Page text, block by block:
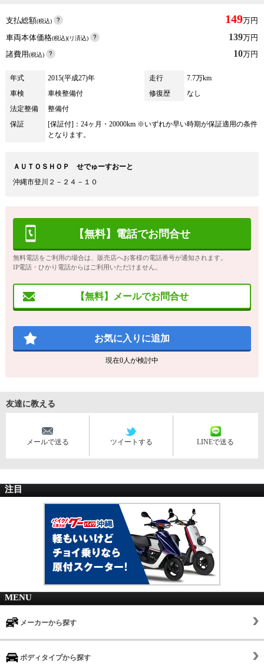
支払総額(税込) 149万円
車両本体価格(税込)(リ済込) 139万円
諸費用(税込) 10万円
年式 2015(平成27)年 走行
7.7万km
車検
車検整備付 修復歴
なし
法定整備
整備付
保証
[保証付]：24ヶ月・20000km ※いずれか早い時期が保証適用の条件
となります。
ＡＵＴＯＳＨＯＰ せでゅーすおーと
沖縄市登川２－２４－１０
【無料】電話でお問合せ
無料電話をご利用の場合は、販売店へお客様の電話番号が通知されます。
IP電話・ひかり電話からはご利用いただけません。
【無料】メールでお問合せ
お気に入りに追加
現在0人が検討中
友達に教える
メールで送る ツイートする LINEで送る
注目
MENU
メーカーから探す
ボディタイプから探す